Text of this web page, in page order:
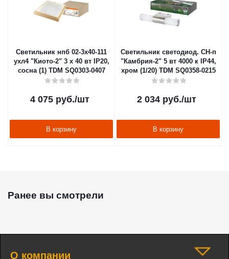
Светильник нпб 02-3х40-111
ухл4 "Киото-2" 3 х 40 вт IP20,
сосна (1) TDM SQ0303-0407
4 075руб./шт
В корзину
Светильник светодиод. CH-п
"Камбрия-2" 5 вт 4000 к IP44,
хром (1/20) TDM SQ0358-0215
2 034руб./шт
В корзину
Ранее вы смотрели
О компании